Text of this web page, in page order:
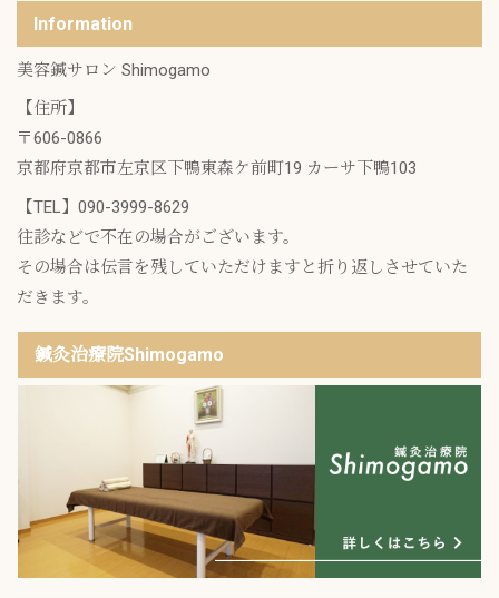
Information
美容鍼サロン Shimogamo
【住所】
〒606-0866
京都府京都市左京区下鴨東森ケ前町19 カーサ下鴨103
【TEL】 090-3999-8629
往診などで不在の場合がございます。
その場合は伝言を残していただけますと折り返しさせていた
だきます。
鍼灸治療院Shimogamo